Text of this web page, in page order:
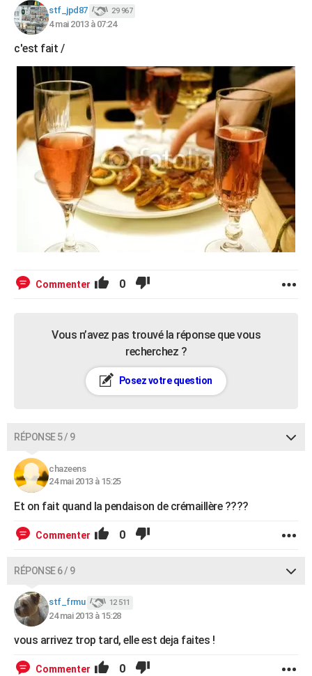
stf_jpd87 29 967
4 mai 2013 à 07:24
c'est fait /
Commenter 0
Vous n’avez pas trouvé la réponse que vous
recherchez ?
Posez votre question
RÉPONSE 5 / 9
chazeens
24 mai 2013 à 15:25
Et on fait quand la pendaison de crémaillère ????
Commenter 0
RÉPONSE 6 / 9
stf_frmu 12 511
24 mai 2013 à 15:28
vous arrivez trop tard, elle est deja faites !
Commenter 0